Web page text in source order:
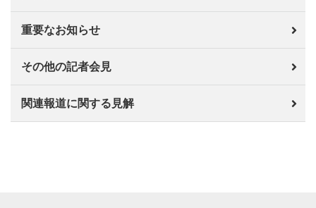
重要なお知らせ
その他の記者会見
関連報道に関する見解